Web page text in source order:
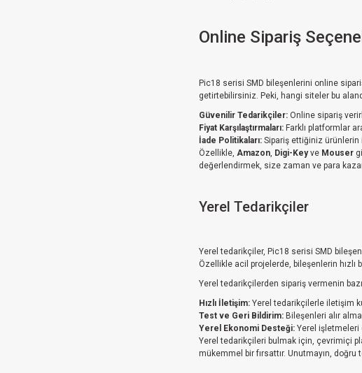
Online Sipariş
Pic18 serisi SMD bileşenlerini online
getirtebilirsiniz. Peki, hangi siteler bu
Güvenilir Tedarikçiler: Online sipariş
Fiyat Karşılaştırmaları: Farklı platformlar
İade Politikaları: Sipariş ettiğiniz ürünlerin
Özellikle, Amazon, Digi-Keyve Mouser
değerlendirmek, size zaman ve para
Yerel Tedarikçiler
Yerel tedarikçiler, Pic18 serisi SMD
Özellikle acil projelerde, bileşenlerin
Yerel tedarikçilerden sipariş vermenin
Hızlı İletişim: Yerel tedarikçilerle iletişim
Test ve Geri Bildirim: Bileşenleri alır
Yerel Ekonomi Desteği: Yerel işletmeleri
Yerel tedarikçileri bulmak için, çevrimiçi
mükemmel bir fırsattır. Unutmayın,